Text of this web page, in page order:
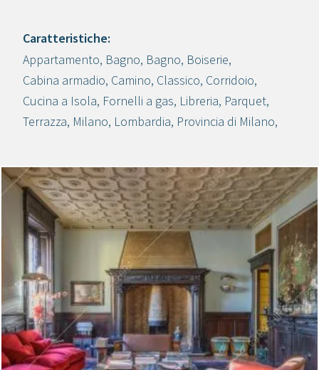
Crea progetto
Caratteristiche:
Appartamento, Bagno, Bagno, Boiserie,
Cabina armadio, Camino, Classico, Corridoio,
Cucina a Isola, Fornelli a gas, Libreria, Parquet,
Terrazza, Milano, Lombardia, Provincia di Milano,